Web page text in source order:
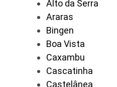
Alto da Serra
Araras
Bingen
Boa Vista
Caxambu
Cascatinha
Castelânea